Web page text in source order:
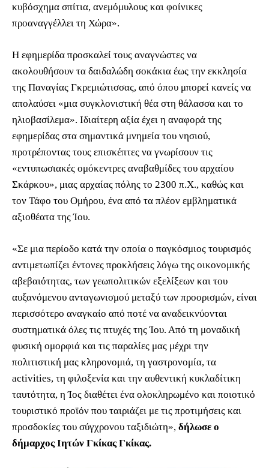
κυβόσχημα σπίτια, ανεμόμυλους και φοίνικες
προαναγγέλλει τη Χώρα».
Η εφημερίδα προσκαλεί τους αναγνώστες να
ακολουθήσουν τα δαιδαλώδη σοκάκια έως την εκκλησία
της Παναγίας Γκρεμιώτισσας, από όπου μπορεί κανείς να
απολαύσει «μια συγκλονιστική θέα στη θάλασσα και το
ηλιοβασίλεμα». Ιδιαίτερη αξία έχει η αναφορά της
εφημερίδας στα σημαντικά μνημεία του νησιού,
προτρέποντας τους επισκέπτες να γνωρίσουν τις
«εντυπωσιακές ομόκεντρες αναβαθμίδες του αρχαίου
Σκάρκου», μιας αρχαίας πόλης το 2300 π.Χ., καθώς και
τον Τάφο του Ομήρου, ένα από τα πλέον εμβληματικά
αξιοθέατα της Ίου.
«Σε μια περίοδο κατά την οποία ο παγκόσμιος τουρισμός
αντιμετωπίζει έντονες προκλήσεις λόγω της οικονομικής
αβεβαιότητας, των γεωπολιτικών εξελίξεων και του
αυξανόμενου ανταγωνισμού μεταξύ των προορισμών, είναι
περισσότερο αναγκαίο από ποτέ να αναδεικνύονται
συστηματικά όλες τις πτυχές της Ίου. Από τη μοναδική
φυσική ομορφιά και τις παραλίες μας μέχρι την
πολιτιστική μας κληρονομιά, τη γαστρονομία, τα
activities, τη φιλοξενία και την αυθεντική κυκλαδίτικη
ταυτότητα, η Ίος διαθέτει ένα ολοκληρωμένο και ποιοτικό
τουριστικό προϊόν που ταιριάζει με τις προτιμήσεις και
προσδοκίες του σύγχρονου ταξιδιώτη», δήλωσε ο
δήμαρχος Ιητών Γκίκας Γκίκας.